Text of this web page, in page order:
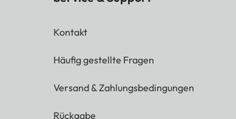
Kontakt
Häufig gestellte Fragen
Versand & Zahlungsbedingungen
Rückgabe